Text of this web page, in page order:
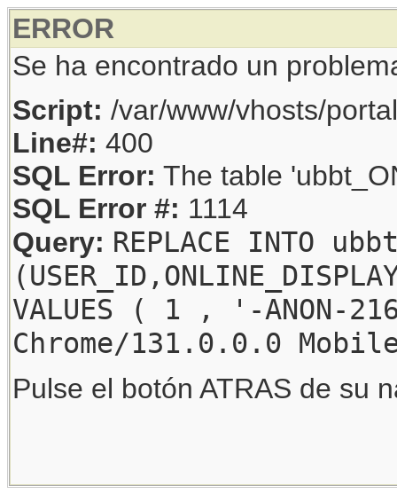
ERROR
Se ha encontrado un
Script: /var/www/vhosts/
Line#: 400
SQL Error: The table
SQL Error #: 1114
Query: REPLACE INTO
VALUES ( 1 , '-
Chrome/131.0.0.0
Pulse el botón ATRAS de su